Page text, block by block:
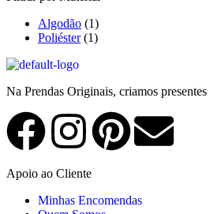
Algodão (1)
Poliéster (1)
Na Prendas Originais, criamos
Apoio ao Cliente
Minhas Encomendas